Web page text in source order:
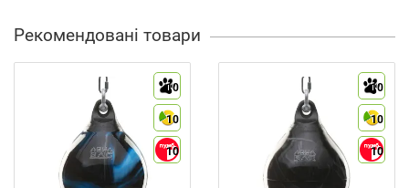
Рекомендовані товари
10
10
10
10
10
10